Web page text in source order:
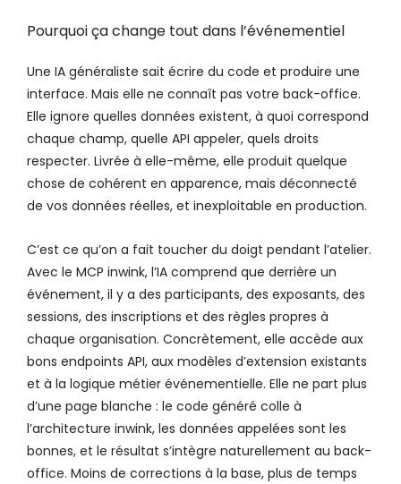
Pourquoi ça change tout dans l’événementiel
Une IA généraliste sait écrire du code et produire une
interface. Mais elle ne connaît pas votre back-office.
Elle ignore quelles données existent, à quoi correspond
chaque champ, quelle API appeler, quels droits
respecter. Livrée à elle-même, elle produit quelque
chose de cohérent en apparence, mais déconnecté
de vos données réelles, et inexploitable en production.
C’est ce qu’on a fait toucher du doigt pendant l’atelier.
Avec le MCP inwink, l’IA comprend que derrière un
événement, il y a des participants, des exposants, des
sessions, des inscriptions et des règles propres à
chaque organisation. Concrètement, elle accède aux
bons endpoints API, aux modèles d’extension existants
et à la logique métier événementielle. Elle ne part plus
d’une page blanche : le code généré colle à
l’architecture inwink, les données appelées sont les
bonnes, et le résultat s’intègre naturellement au back-
office. Moins de corrections à la base, plus de temps